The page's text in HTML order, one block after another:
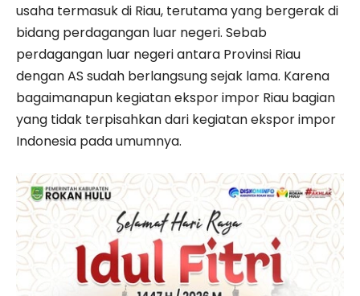
usaha termasuk di Riau, terutama yang bergerak di
bidang perdagangan luar negeri. Sebab
perdagangan luar negeri antara Provinsi Riau
dengan AS sudah berlangsung sejak lama. Karena
bagaimanapun kegiatan ekspor impor Riau bagian
yang tidak terpisahkan dari kegiatan ekspor impor
Indonesia pada umumnya.